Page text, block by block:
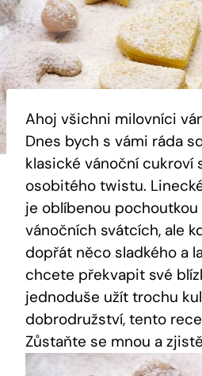
Ahoj všichni‌ milovníci
Dnes bych⁣ s​ vámi ráda
klasické vánoční cukroví
osobitého twistu.
je oblíbenou pochoutkou
vánočních svátcích, ale
⁣dopřát něco sladkého a
chcete překvapit své
‍jednoduše užít trochu
dobrodružství, tento
Zůstaňte se⁤ mnou a